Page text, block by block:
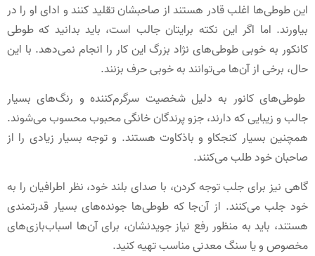
این طوطی‌ها اغلب قادر هستند از صاحبشان تقلید کنند و ادای او را در
بیاورند. اما اگر این نکته برایتان جالب است، باید بدانید که طوطی
کانکور به خوبی طوطی‌های نژاد بزرگ این کار را انجام نمی‌دهد. با این
حال، برخی از آن‌ها می‌توانند به خوبی حرف بزنند.
طوطی‌های کانور به دلیل شخصیت سرگرم‌کننده و رنگ‌های بسیار
جالب و زیبایی که دارند، جزو پرندگان خانگی محبوب محسوب می‌شوند.
همچنین بسیار کنجکاو و باذکاوت هستند. و توجه بسیار زیادی را از
صاحبان خود طلب می‌کنند.
گاهی نیز برای جلب توجه کردن، با صدای بلند خود، نظر اطرافیان را به
خود جلب می‌کنند. از آن‌جا که طوطی‌ها جونده‌های بسیار قدرتمندی
هستند، باید به منظور رفع نیاز جویدنشان، برای آن‌ها اسباب‌بازی‌های
مخصوص و یا سنگ معدنی مناسب تهیه کنید.